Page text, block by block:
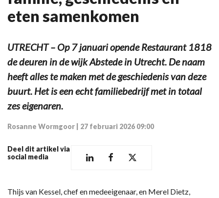
eten samenkomen
UTRECHT – Op 7 januari opende Restaurant 1818
de deuren in de wijk Abstede in Utrecht. De naam
heeft alles te maken met de geschiedenis van deze
buurt. Het is een echt familiebedrijf met in totaal
zes eigenaren.
Rosanne Wormgoor 27 februari 2026 09:00
Deel dit artikel via
social media
Thijs van Kessel, chef en medeeigenaar, en Merel Dietz,